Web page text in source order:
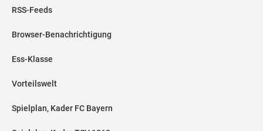
RSS-Feeds
Browser-Benachrichtigung
Ess-Klasse
Vorteilswelt
Spielplan, Kader FC Bayern